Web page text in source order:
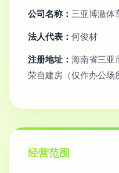
公司名称： 三亚博激体
法人代表： 何俊材
注册地址： 海南省三亚
荣自建房（仅作办公场
经营范围